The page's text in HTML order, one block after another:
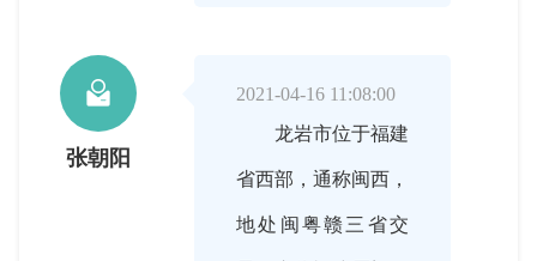

张朝阳
2021-04-16 11:08:00
龙岩市位于福建
省西部，通称闽西，
地处闽粤赣三省交